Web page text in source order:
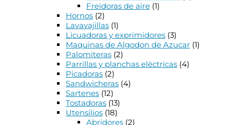
Freidoras de aire (1)
Hornos (2)
Lavavajillas (1)
Licuadoras y exprimidores (3)
Maquinas de Algodon de Azucar (1)
Palomiteras (2)
Parrillas y planchas eléctricas (4)
Picadoras (2)
Sandwicheras (4)
Sartenes (12)
Tostadoras (13)
Utensilios (18)
Abridores (2)